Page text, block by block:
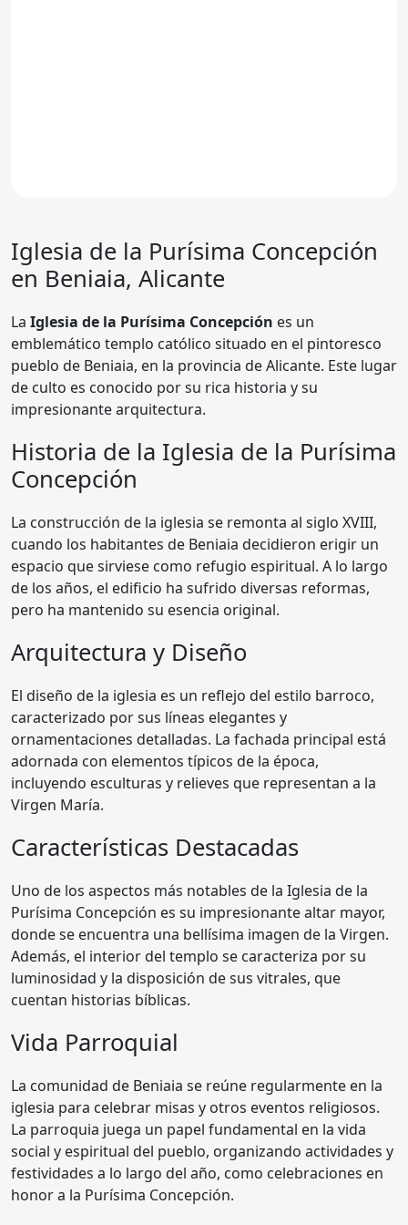
Iglesia de la Purísima Concepción
en Beniaia, Alicante
La Iglesia de la Purísima Concepción es un
emblemático templo católico situado en el pintoresco
pueblo de Beniaia, en la provincia de Alicante. Este lugar
de culto es conocido por su rica historia y su
impresionante arquitectura.
Historia de la Iglesia de la Purísima
Concepción
La construcción de la iglesia se remonta al siglo XVIII,
cuando los habitantes de Beniaia decidieron erigir un
espacio que sirviese como refugio espiritual. A lo largo
de los años, el edificio ha sufrido diversas reformas,
pero ha mantenido su esencia original.
Arquitectura y Diseño
El diseño de la iglesia es un reflejo del estilo barroco,
caracterizado por sus líneas elegantes y
ornamentaciones detalladas. La fachada principal está
adornada con elementos típicos de la época,
incluyendo esculturas y relieves que representan a la
Virgen María.
Características Destacadas
Uno de los aspectos más notables de la Iglesia de la
Purísima Concepción es su impresionante altar mayor,
donde se encuentra una bellísima imagen de la Virgen.
Además, el interior del templo se caracteriza por su
luminosidad y la disposición de sus vitrales, que
cuentan historias bíblicas.
Vida Parroquial
La comunidad de Beniaia se reúne regularmente en la
iglesia para celebrar misas y otros eventos religiosos.
La parroquia juega un papel fundamental en la vida
social y espiritual del pueblo, organizando actividades y
festividades a lo largo del año, como celebraciones en
honor a la Purísima Concepción.